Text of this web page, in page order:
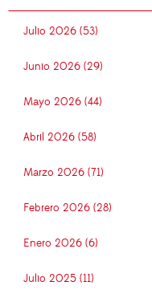
Julio 2026 (53)
Junio 2026 (29)
Mayo 2026 (44)
Abril 2026 (58)
Marzo 2026 (71)
Febrero 2026 (28)
Enero 2026 (6)
Julio 2025 (11)